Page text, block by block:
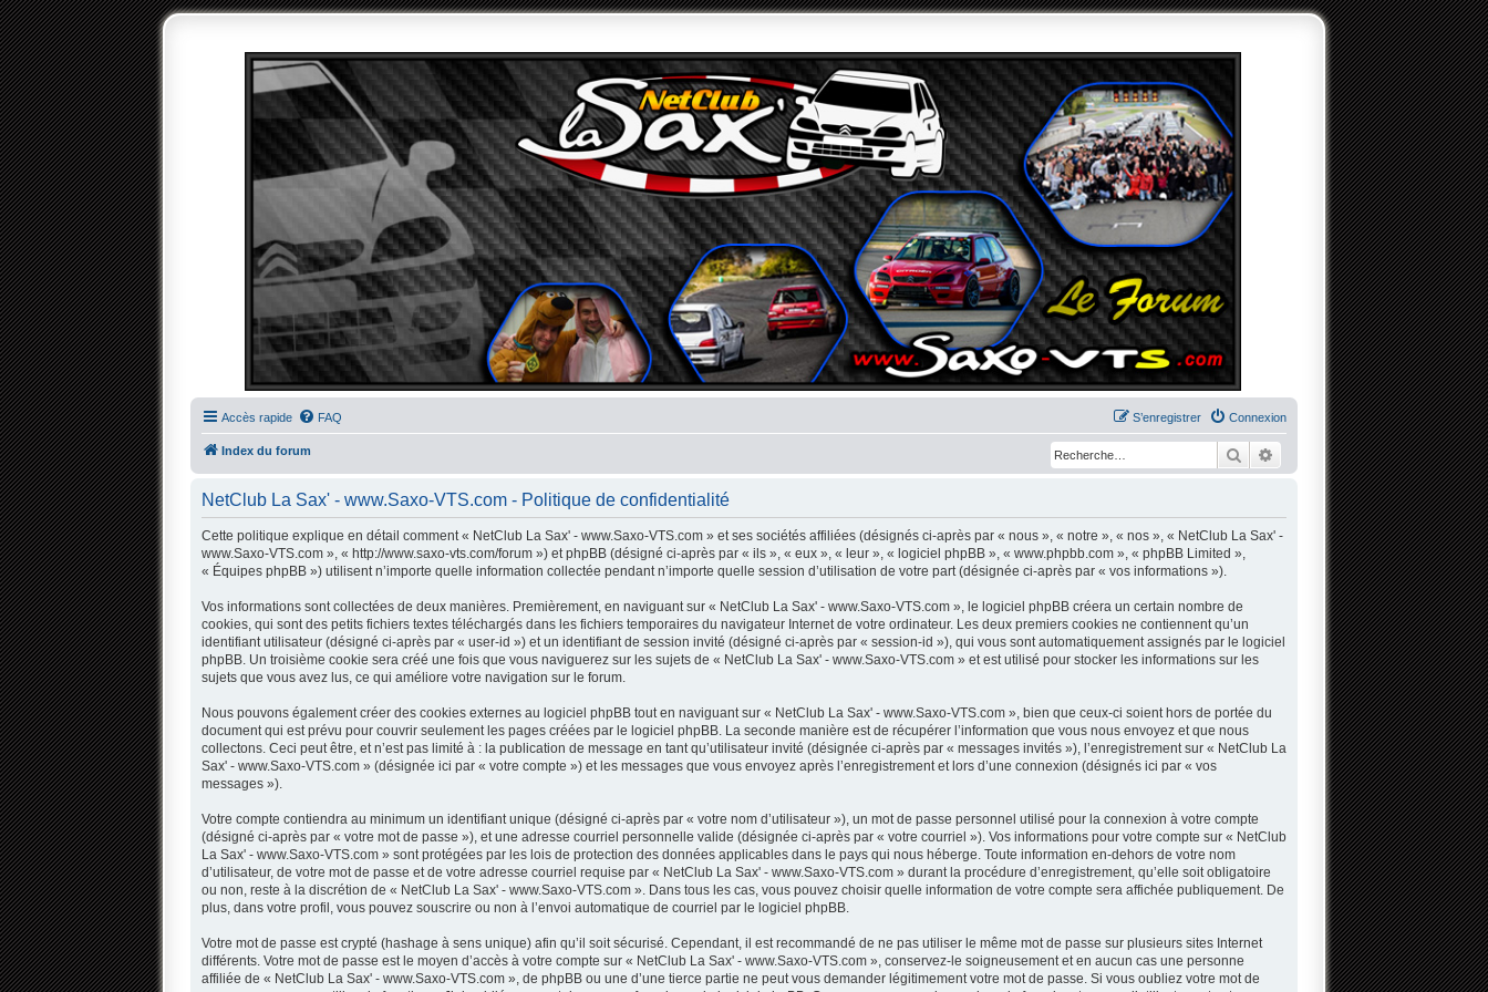
Accès rapide FAQ Connexion
S’enregistrer
Index du forum RechercherRecherche avancée
NetClub La Sax' - www.Saxo-VTS.com - Politique de confidentialité
Cette politique explique en détail comment « NetClub La Sax' - www.Saxo-VTS.com » et ses sociétés affiliées (désignés ci-après par « nous », « notre », « nos », « NetClub La Sax' -
www.Saxo-VTS.com », « http://www.saxo-vts.com/forum ») et phpBB (désigné ci-après par « ils », « eux », « leur », « logiciel phpBB », « www.phpbb.com », « phpBB Limited »,
« Équipes phpBB ») utilisent n’importe quelle information collectée pendant n’importe quelle session d’utilisation de votre part (désignée ci-après par « vos informations »).
Vos informations sont collectées de deux manières. Premièrement, en naviguant sur « NetClub La Sax' - www.Saxo-VTS.com », le logiciel phpBB créera un certain nombre de
cookies, qui sont des petits fichiers textes téléchargés dans les fichiers temporaires du navigateur Internet de votre ordinateur. Les deux premiers cookies ne contiennent qu’un
identifiant utilisateur (désigné ci-après par « user-id ») et un identifiant de session invité (désigné ci-après par « session-id »), qui vous sont automatiquement assignés par le logiciel
phpBB. Un troisième cookie sera créé une fois que vous naviguerez sur les sujets de « NetClub La Sax' - www.Saxo-VTS.com » et est utilisé pour stocker les informations sur les
sujets que vous avez lus, ce qui améliore votre navigation sur le forum.
Nous pouvons également créer des cookies externes au logiciel phpBB tout en naviguant sur « NetClub La Sax' - www.Saxo-VTS.com », bien que ceux-ci soient hors de portée du
document qui est prévu pour couvrir seulement les pages créées par le logiciel phpBB. La seconde manière est de récupérer l’information que vous nous envoyez et que nous
collectons. Ceci peut être, et n’est pas limité à : la publication de message en tant qu’utilisateur invité (désignée ci-après par « messages invités »), l’enregistrement sur « NetClub La
Sax' - www.Saxo-VTS.com » (désignée ici par « votre compte ») et les messages que vous envoyez après l’enregistrement et lors d’une connexion (désignés ici par « vos
messages »).
Votre compte contiendra au minimum un identifiant unique (désigné ci-après par « votre nom d’utilisateur »), un mot de passe personnel utilisé pour la connexion à votre compte
(désigné ci-après par « votre mot de passe »), et une adresse courriel personnelle valide (désignée ci-après par « votre courriel »). Vos informations pour votre compte sur « NetClub
La Sax' - www.Saxo-VTS.com » sont protégées par les lois de protection des données applicables dans le pays qui nous héberge. Toute information en-dehors de votre nom
d’utilisateur, de votre mot de passe et de votre adresse courriel requise par « NetClub La Sax' - www.Saxo-VTS.com » durant la procédure d’enregistrement, qu’elle soit obligatoire
ou non, reste à la discrétion de « NetClub La Sax' - www.Saxo-VTS.com ». Dans tous les cas, vous pouvez choisir quelle information de votre compte sera affichée publiquement. De
plus, dans votre profil, vous pouvez souscrire ou non à l’envoi automatique de courriel par le logiciel phpBB.
Votre mot de passe est crypté (hashage à sens unique) afin qu’il soit sécurisé. Cependant, il est recommandé de ne pas utiliser le même mot de passe sur plusieurs sites Internet
différents. Votre mot de passe est le moyen d’accès à votre compte sur « NetClub La Sax' - www.Saxo-VTS.com », conservez-le soigneusement et en aucun cas une personne
affiliée de « NetClub La Sax' - www.Saxo-VTS.com », de phpBB ou une d’une tierce partie ne peut vous demander légitimement votre mot de passe. Si vous oubliez votre mot de